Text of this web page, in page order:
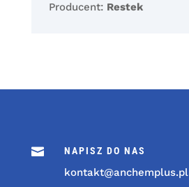
Producent: Restek
 NAPISZ DO NAS
kontakt@anchemplus.pl